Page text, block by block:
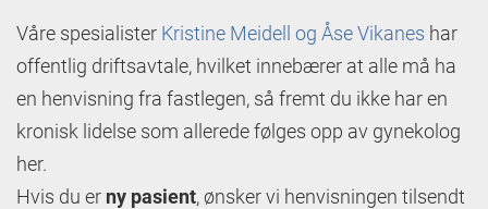
Våre spesialister Kristine Meidell og Åse Vikanes har
offentlig driftsavtale, hvilket innebærer at alle må ha
en henvisning fra fastlegen, så fremt du ikke har en
kronisk lidelse som allerede følges opp av gynekolog
her.
Hvis du er ny pasient, ønsker vi henvisningen tilsendt